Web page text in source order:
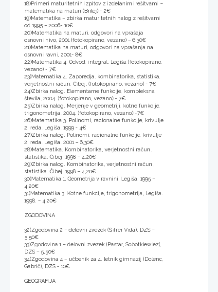
18)Primeri maturitetnih izpitov z izdelanimi rešitvami –
matematika na maturi (Brilej) - 2€
19)Matematika – zbirka maturitetnih nalog z rešitvami
od 1995 – 2006- 10€
20)Matematika na maturi, odgovori na vprašaja
osnovni nivo, 2001 (fotokopirano, vezano) – 6,30€
21)Matematika na maturi, odgovori na vprašanja na
osnovni ravni, 2001- 8€
22)Matematika 4. Odvod, integral. Legiša (fotokopirano,
vezano) - 7€
23)Matematika 4. Zaporedja, kombinatorika, statistika,
verjetnostni račun. Čibej. (fotokopirano, vezano) - 7€
24)Zbirka nalog. Elementarne funkcije, kompleksna
števila, 2004. (fotokopirano, vezano) - 7€
25)Zbirka nalog. Merjenje v geometriji, kotne funkcije,
trigonometrija, 2004. (fotokopirano, vezano) -7€
26)Matematika 3. Polinomi, racionalne funkcije, krivulje
2. reda. Legiša. 1999 - 4€
27)Zbirka nalog. Polinomi, racionalne funkcije, krivulje
2. reda. Legiša. 2001 – 6,30€
28)Matematika. Kombinatorika, verjetnostni račun,
statistika. Čibej. 1998 – 4,20€
29)Zbirka nalog. Kombinatorika, verjetnostni račun,
statistika. Čibej. 1998 – 4,20€
30)Matematika 1, Geometrija v ravnini, Legiša. 1995 –
4,20€
31)Matematika 3. Kotne funkcije, trigonometrija, Legiša.
1998. – 4,20€
ZGODOVINA
32)Zgodovina 2 – delovni zvezek (Šifrer Vida), DZS –
5,50€
33)Zgodovina 1 – delovni zvezek (Pastar, Sobotkiewiez),
DZS – 5,50€
34)Zgodovina 4 – učbenik za 4. letnik gimnazij (Dolenc,
Gabrič), DZS - 10€
GEOGRAFIJA